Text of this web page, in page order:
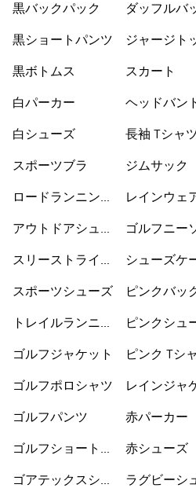
黒バックパック
黒ショートパンツ
黒ボトムス
白パーカー
白シューズ
スポーツブラ
ロードランニング
アウトドアシュー
スリーストライプ
スポーツシューズ
トレイルランニン
ゴルフジャケット
ゴルフポロシャツ
ゴルフパンツ
ゴルフショートパ
ゴアテックスシュ
ダッフルバ
ジャージト
スカート
ヘッドバン
長袖 Tシャ
ジムサック
レインウェ
ゴルフニー
シューズケ
ピンクバッ
ピンクシュ
ピンク Tシ
レインジャ
赤パーカー
赤シューズ
ラグビーシ